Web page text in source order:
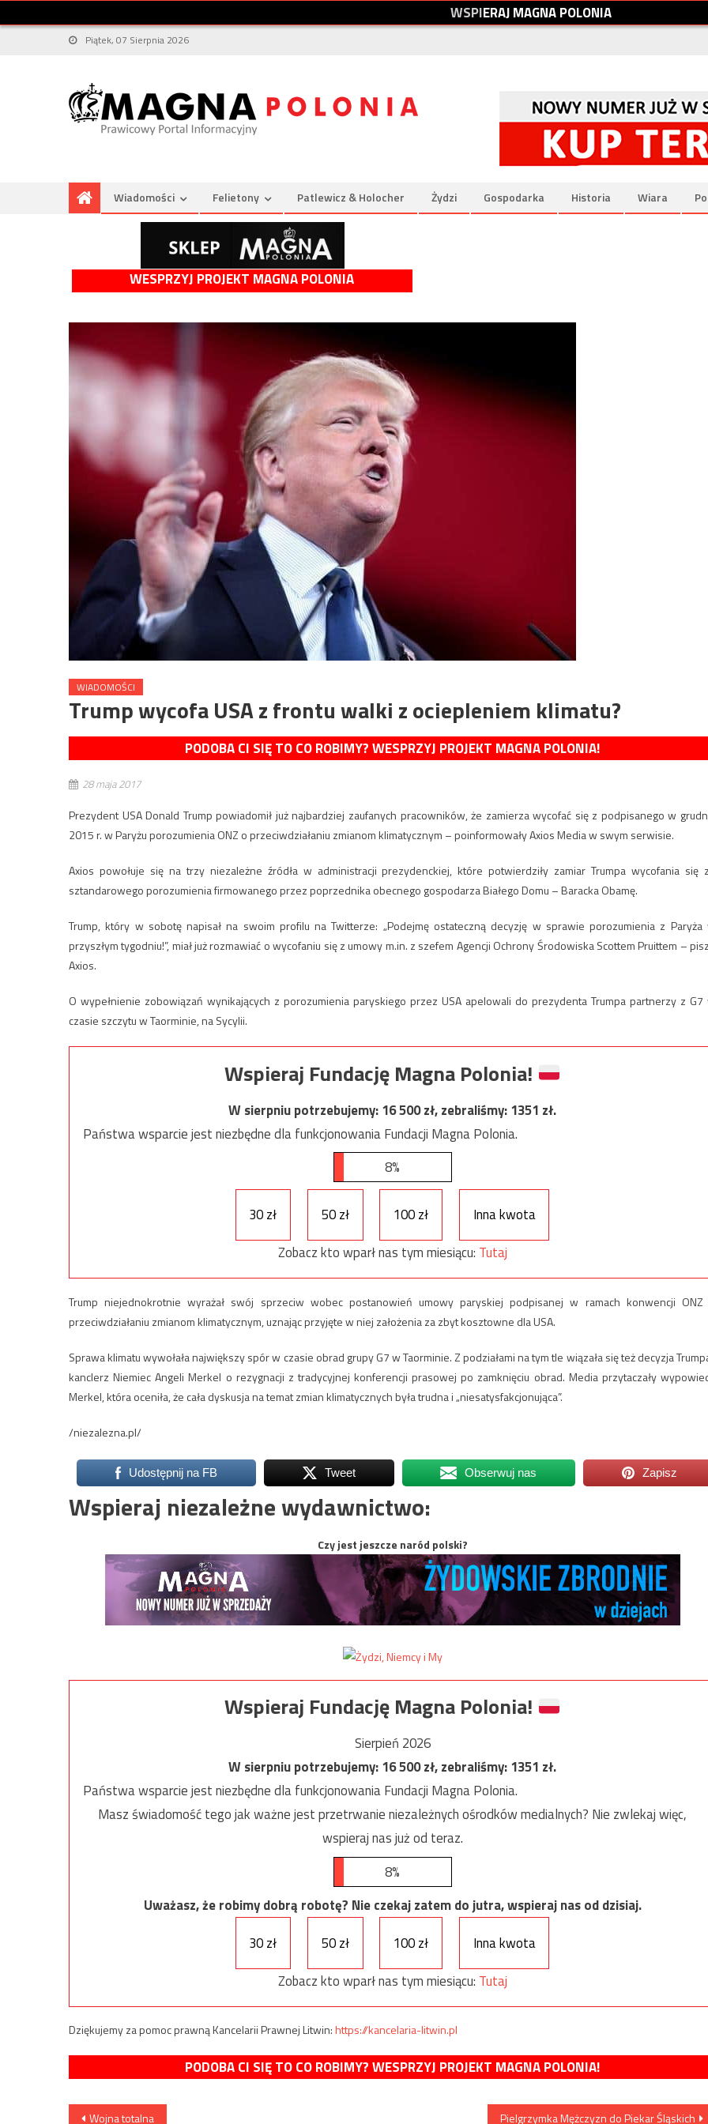
WSPIERAJMAGNAPOLONIA
Piątek, 07 Sierpnia 2026
Wiadomości Felietony Patlewicz & Holocher Żydzi Gospodarka Historia Wiara
WESPRZYJ PROJEKT MAGNA POLONIA
WIADOMOŚCI
Trump wycofa USA z frontu walki z ociepleniem klimatu?
PODOBA CI SIĘ TO CO ROBIMY? WESPRZYJ PROJEKT MAGNA POLONIA!
28 maja 2017
Prezydent USA Donald Trump powiadomił już najbardziej zaufanych pracowników, że zamierza wycofać się z podpisanego w
2015 r. w Paryżu porozumienia ONZ o przeciwdziałaniu zmianom klimatycznym – poinformowały Axios Media w swym serwisie.
Axios powołuje się na trzy niezależne źródła w administracji prezydenckiej, które potwierdziły zamiar Trumpa wycofania się
sztandarowego porozumienia firmowanego przez poprzednika obecnego gospodarza Białego Domu – Baracka Obamę.
Trump, który w sobotę napisał na swoim profilu na Twitterze: „Podejmę ostateczną decyzję w sprawie porozumienia z Paryża
przyszłym tygodniu!”, miał już rozmawiać o wycofaniu się z umowy m.in. z szefem Agencji Ochrony Środowiska Scottem Pruittem –
Axios.
O wypełnienie zobowiązań wynikających z porozumienia paryskiego przez USA apelowali do prezydenta Trumpa partnerzy z G7
czasie szczytu w Taorminie, na Sycylii.
Wspieraj Fundację Magna Polonia!
W sierpniu potrzebujemy:16 500zł, zebraliśmy:1351 zł.
Państwa wsparcie jest niezbędne dla funkcjonowania Fundacji Magna Polonia.
8%
30 zł 50 zł 100 zł
Inna kwota
Zobacz kto wparł nas tym miesiącu: Tutaj
Trump niejednokrotnie wyrażał swój sprzeciw wobec postanowień umowy paryskiej podpisanej w ramach konwencji
przeciwdziałaniu zmianom klimatycznym, uznając przyjęte w niej założenia za zbyt kosztowne dla USA.
Sprawa klimatu wywołała największy spór w czasie obrad grupy G7 w Taorminie. Z podziałami na tym tle wiązała się też decyzja
kanclerz Niemiec Angeli Merkel o rezygnacji z tradycyjnej konferencji prasowej po zamknięciu obrad. Media przytaczały
Merkel, która oceniła, że cała dyskusja na temat zmian klimatycznych była trudna i „niesatysfakcjonująca”.
/niezalezna.pl/
Udostępnij na FB Tweet Obserwuj nas Zapisz
Wspieraj niezależne wydawnictwo:
Czy jest jeszcze naród polski?
Wspieraj Fundację Magna Polonia!
Sierpień 2026
W sierpniu potrzebujemy:16 500zł, zebraliśmy:1351 zł.
Państwa wsparcie jest niezbędne dla funkcjonowania Fundacji Magna Polonia.
Masz świadomość tego jak ważne jest przetrwanie niezależnych ośrodków medialnych? Nie zwlekaj więc,
wspieraj nas już od teraz.
8%
Uważasz, że robimy dobrą robotę? Nie czekaj zatem do jutra, wspieraj nas od dzisiaj.
30 zł
50 zł 100 zł
Inna kwota
Zobacz kto wparł nas tym miesiącu: Tutaj
Dziękujemy za pomoc prawną Kancelarii Prawnej Litwin:https://kancelaria-litwin.pl
PODOBA CI SIĘ TO CO ROBIMY? WESPRZYJ PROJEKT MAGNA POLONIA!
Wojna totalna Pielgrzymka Mężczyzn do Piekar Śląskich